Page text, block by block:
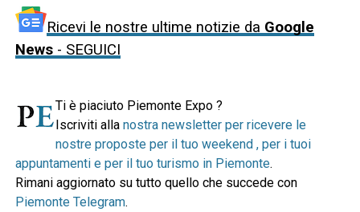
Ricevi le nostre ultime notizie da Google
News- SEGUICI
Ti è piaciuto Piemonte Expo ?
Iscriviti alla nostra newsletter per ricevere le
nostre proposte per il tuo weekend , per i tuoi
appuntamenti e per il tuo turismo in Piemonte.
Rimani aggiornato su tutto quello che succede con
Piemonte Telegram.